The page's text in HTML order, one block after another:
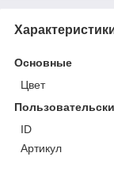
Основные
Цвет
ID
Артикул